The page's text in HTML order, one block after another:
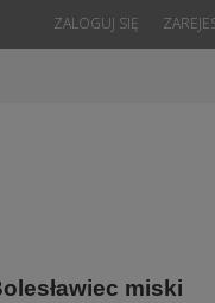
ZALOGUJ SIĘ
miski